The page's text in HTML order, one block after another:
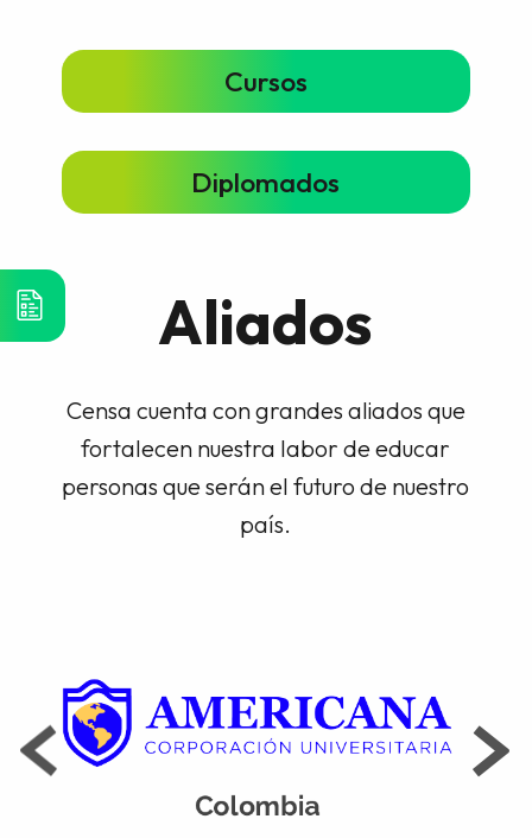
Cursos
Diplomados
Aliados
Censa cuenta con grandes aliados que
fortalecen nuestra labor de educar
personas que serán el futuro de nuestro
país.